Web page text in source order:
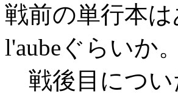
戦前の単行本
l'aubeぐらいか。
戦後目につい